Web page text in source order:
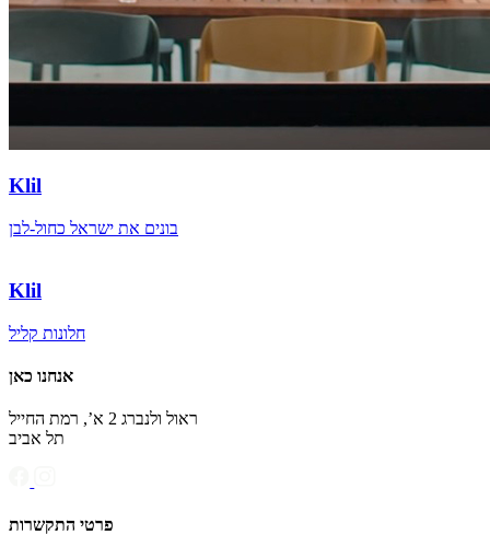
Klil
בונים את ישראל כחול-לבן
Klil
חלונות קליל
אנחנו כאן
ראול ולנברג 2 א’, רמת החייל
תל אביב
פרטי התקשרות